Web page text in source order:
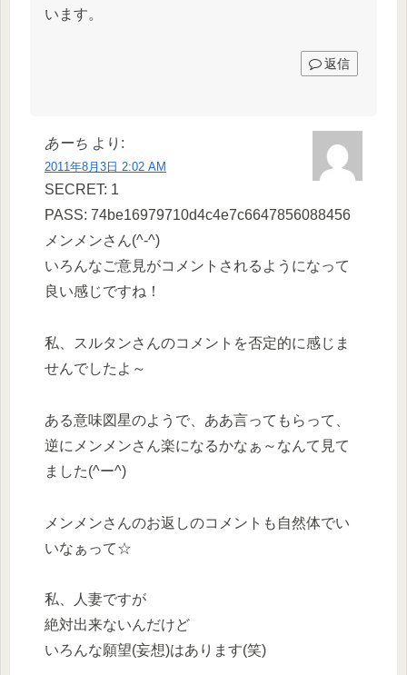
います。
返信
あーち より:
2011年8月3日 2:02 AM
SECRET: 1
PASS: 74be16979710d4c4e7c6647856088456
メンメンさん(^-^)
いろんなご意見がコメントされるようになって
良い感じですね！
私、スルタンさんのコメントを否定的に感じま
せんでしたよ～
ある意味図星のようで、ああ言ってもらって、
逆にメンメンさん楽になるかなぁ～なんて見て
ました(^ー^)
メンメンさんのお返しのコメントも自然体でい
いなぁって☆
私、人妻ですが
絶対出来ないんだけど
いろんな願望(妄想)はあります(笑)